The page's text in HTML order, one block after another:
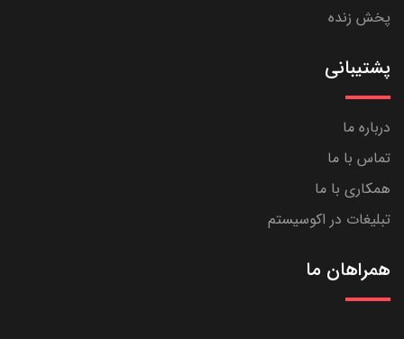
پخش زنده
پشتیبانی
درباره ما
تماس با ما
همکاری با ما
تبلیغات در اکوسیستم
همراهان ما